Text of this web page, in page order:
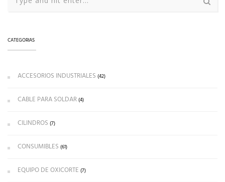
CATEGORIAS
ACCESORIOS INDUSTRIALES (42)
CABLE PARA SOLDAR(4)
CILINDROS (7)
CONSUMIBLES (61)
EQUIPO DE OXICORTE (7)